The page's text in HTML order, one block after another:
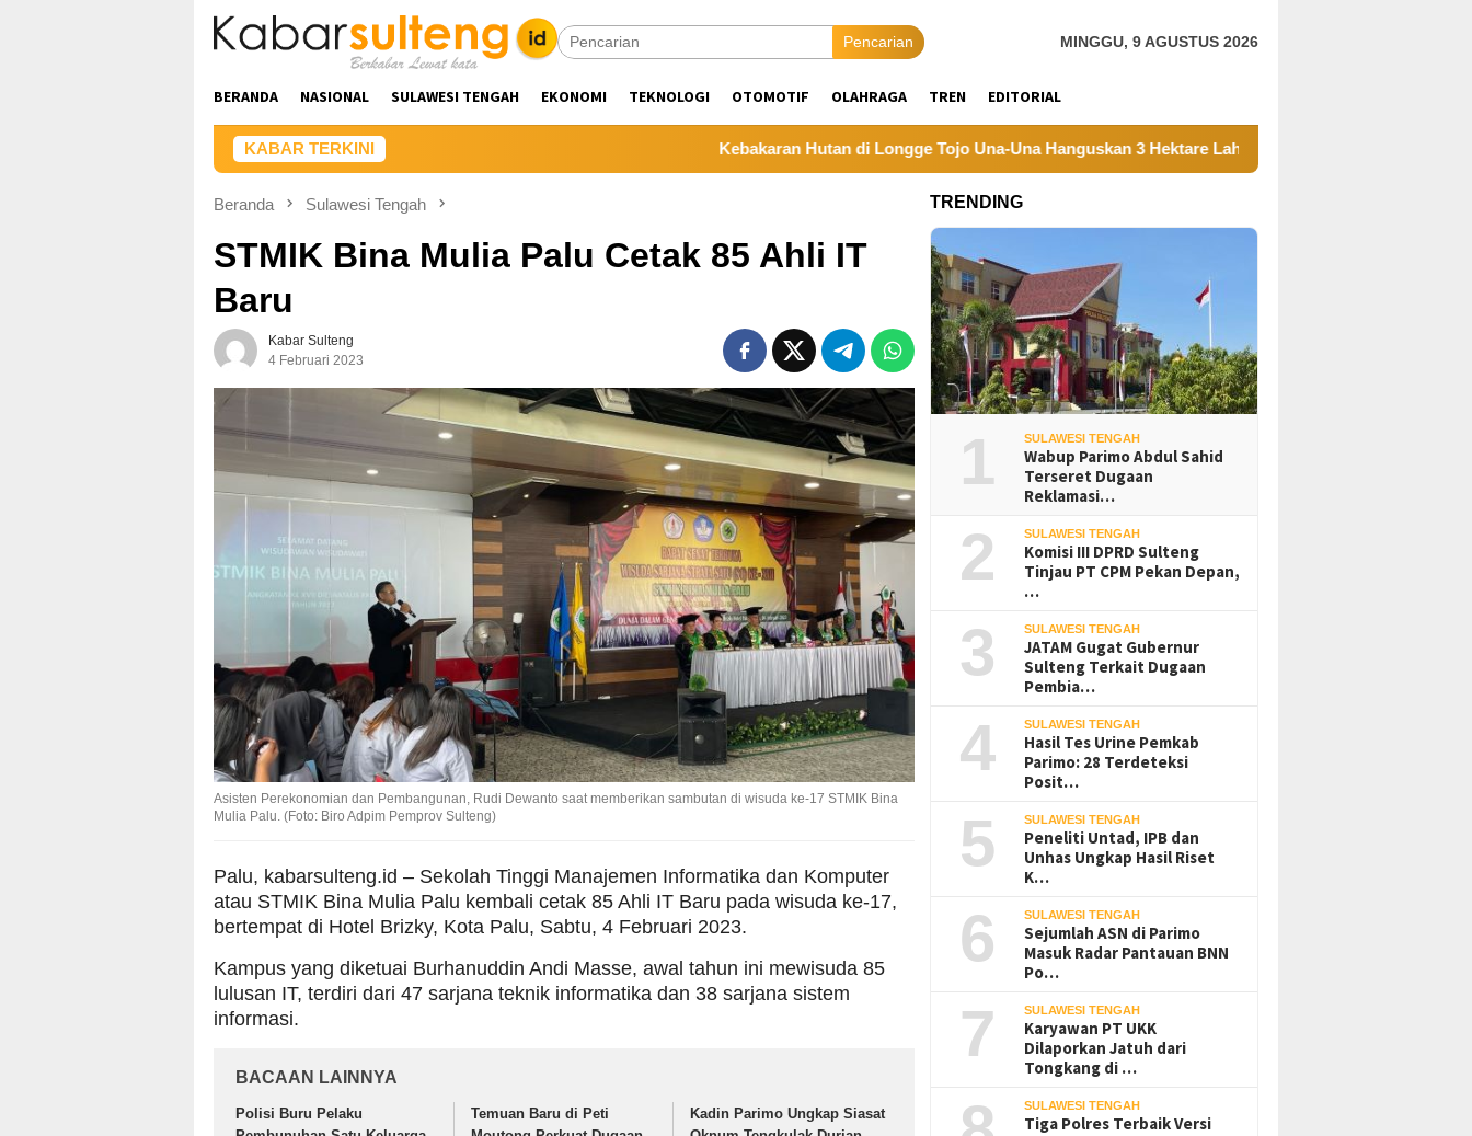
Pencarian MINGGU, 9 AGUSTUS 2026
BERANDA NASIONAL SULAWESI TENGAH EKONOMI TEKNOLOGI OTOMOTIF OLAHRAGA TREN EDITORIAL
KABAR TERKINI Kebakaran Hutan di Longge Tojo Una-Una Hanguskan 3 Hektare Lahan Dinas ESDM Sulteng Sebut
Beranda Sulawesi Tengah
STMIK Bina Mulia Palu Cetak 85 Ahli IT
Baru
Kabar Sulteng
4 Februari 2023
Asisten Perekonomian dan Pembangunan, Rudi Dewanto saat memberikan sambutan di wisuda ke-17 STMIK Bina
Mulia Palu. (Foto: Biro Adpim Pemprov Sulteng)
Palu, kabarsulteng.id – Sekolah Tinggi Manajemen Informatika dan Komputer
atau STMIK Bina Mulia Palu kembali cetak 85 Ahli IT Baru pada wisuda ke-17,
bertempat di Hotel Brizky, Kota Palu, Sabtu, 4 Februari 2023.
Kampus yang diketuai Burhanuddin Andi Masse, awal tahun ini mewisuda 85
lulusan IT, terdiri dari 47 sarjana teknik informatika dan 38 sarjana sistem
informasi.
BACAAN LAINNYA
Polisi Buru Pelaku
Temuan Baru di Peti
Kadin Parimo Ungkap Siasat
TRENDING
1 SULAWESI TENGAH
Wabup Parimo Abdul Sahid
Terseret Dugaan
Reklamasi…
2 SULAWESI TENGAH
Komisi III DPRD Sulteng
Tinjau PT CPM Pekan Depan,
…
3 SULAWESI TENGAH
JATAM Gugat Gubernur
Sulteng Terkait Dugaan
Pembia…
4 SULAWESI TENGAH
Hasil Tes Urine Pemkab
Parimo: 28 Terdeteksi
Posit…
5 SULAWESI TENGAH
Peneliti Untad, IPB dan
Unhas Ungkap Hasil Riset
K…
6 SULAWESI TENGAH
Sejumlah ASN di Parimo
Masuk Radar Pantauan BNN
Po…
7 SULAWESI TENGAH
Karyawan PT UKK
Dilaporkan Jatuh dari
Tongkang di …
SULAWESI TENGAH
Tiga Polres Terbaik Versi